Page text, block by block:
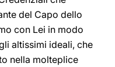
del Capo dello
con Lei in modo
altissimi ideali, che
nella molteplice